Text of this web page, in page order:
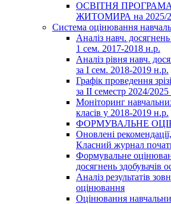
ОСВІТНЯ
ЖИТОМИРА на 2025/
Система оцінювання
Аналіз навч.
1 сем. 2017-2018 н.р.
Аналіз рівня навч.
за І сем. 2018-2019 н.р.
Графік проведення
за ІІ семестр 2024/
Моніторинг
класів у 2018-2019 н.р.
ФОРМУВАЛЬНЕ
Оновлені
Класний журнал
Формувальне
досягнень здобувачів
Аналіз результатів
оцінювання
Оцінювання